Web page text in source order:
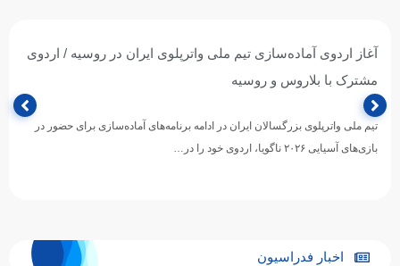
آغاز اردوی آماده‌سازی تیم ملی واترپلوی ایران در روسیه / اردوی
مشترک با بلاروس و روسیه
تیم ملی واترپلوی بزرگسالان ایران در ادامه برنامه‌های آماده‌سازی برای حضور در
بازی‌های آسیایی ۲۰۲۶ ناگویا، اردوی خود را در…
اخبار فدراسیون